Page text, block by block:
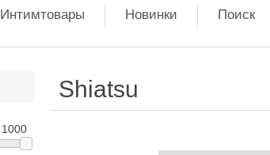
Интимтовары Новинки Поиск
1000
Shiatsu